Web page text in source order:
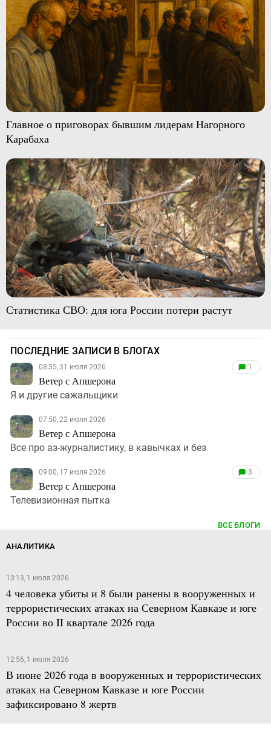
Главное о приговорах бывшим лидерам Нагорного
Карабаха
Статистика СВО: для юга России потери растут
ПОСЛЕДНИЕ ЗАПИСИ В БЛОГАХ
08:35, 31 июля 2026
Ветер с Апшерона
1
Я и другие сажальщики
07:50, 22 июля 2026
Ветер с Апшерона
Все про аз-журналистику, в кавычках и без
09:00, 17 июля 2026
Ветер с Апшерона
3
Телевизионная пытка
ВСЕ БЛОГИ
АНАЛИТИКА
13:13, 1 июля 2026
4 человека убиты и 8 были ранены в вооруженных и
террористических атаках на Северном Кавказе и юге
России во II квартале 2026 года
12:56, 1 июля 2026
В июне 2026 года в вооруженных и террористических
атаках на Северном Кавказе и юге России
зафиксировано 8 жертв